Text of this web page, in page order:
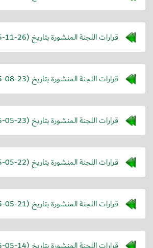
قرارات اللجنة المنشورة بتاريخ (11-26
قرارات اللجنة المنشورة بتاريخ (08-23
قرارات اللجنة المنشورة بتاريخ (05-23
قرارات اللجنة المنشورة بتاريخ (05-22
قرارات اللجنة المنشورة بتاريخ (05-21
قرارات اللجنة المنشورة بتاريخ (05-14